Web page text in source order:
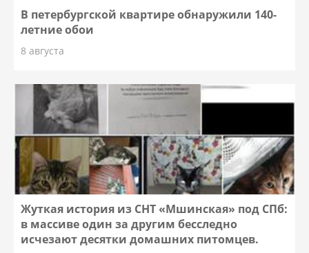
В петербургской квартире обнаружили 140-
летние обои
8 августа
Жуткая история из СНТ «Мшинская» под СПб:
в массиве один за другим бесследно
исчезают десятки домашних питомцев.